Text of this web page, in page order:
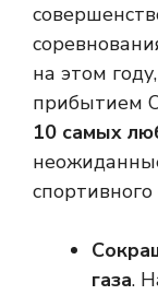
на этом
прибытием
10 самых
газа.